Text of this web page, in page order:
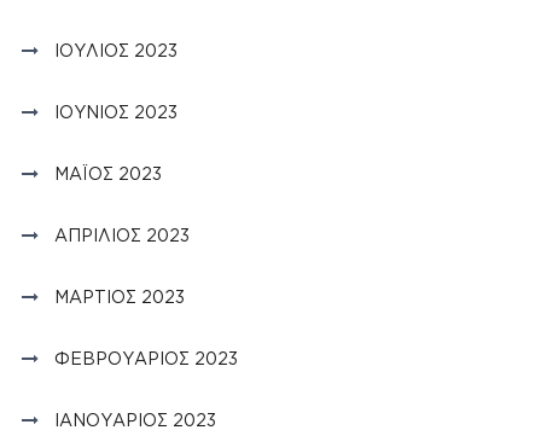
ΙΟΎΛΙΟΣ 2023
ΙΟΎΝΙΟΣ 2023
ΜΆΙΟΣ 2023
ΑΠΡΊΛΙΟΣ 2023
ΜΆΡΤΙΟΣ 2023
ΦΕΒΡΟΥΆΡΙΟΣ 2023
ΙΑΝΟΥΆΡΙΟΣ 2023